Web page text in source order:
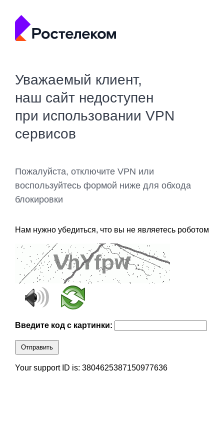
Уважаемый клиент,
наш сайт недоступен
при использовании VPN
сервисов
Пожалуйста, отключите VPN или
воспользуйтесь формой ниже для обхода
блокировки
Нам нужно убедиться, что вы не являетесь роботом
Введите код с картинки:
Отправить
Your support ID is: 3804625387150977636